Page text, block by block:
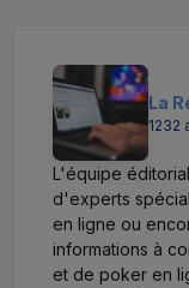
La
1232
L'équipe
d'experts
en ligne ou
informations à
et de poker en